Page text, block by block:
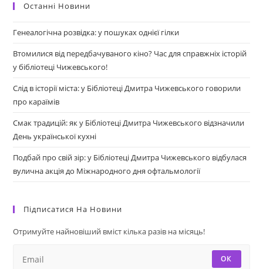
Останні Новини
Генеалогічна розвідка: у пошуках однієї гілки
Втомилися від передбачуваного кіно? Час для справжніх історій
у бібліотеці Чижевського!
Слід в історії міста: у Бібліотеці Дмитра Чижевського говорили
про караїмів
Смак традицій: як у Бібліотеці Дмитра Чижевського відзначили
День української кухні
Подбай про свій зір: у Бібліотеці Дмитра Чижевського відбулася
вулична акція до Міжнародного дня офтальмології
Підписатися На Новини
Отримуйте найновіший вміст кілька разів на місяць!
ОК